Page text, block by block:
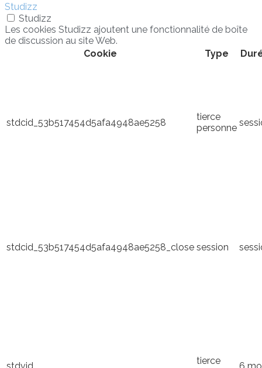
Studizz
Studizz
Les cookies Studizz ajoutent une fonctionnalité de boîte
de discussion au site Web.
Cookie
Type
stdcid_53b517454d5afa4948ae5258
tierce
personne
stdcid_53b517454d5afa4948ae5258_close session
stdvid
tierce
6